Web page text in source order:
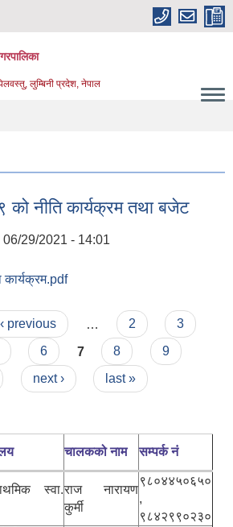
लुम्बिनी प्रदेश, नेपाल
नीति कार्यक्रम तथा बजेट
06/29/2021 - 14:01
कार्यक्रम.pdf
‹ previous 2
3
6 7 8
9
next › last »
चालकको नाम सम्पर्क नं
स्वा.राज नारायण
कुर्मी
९८०४४५०६५०
,
९८४२९९०२३०